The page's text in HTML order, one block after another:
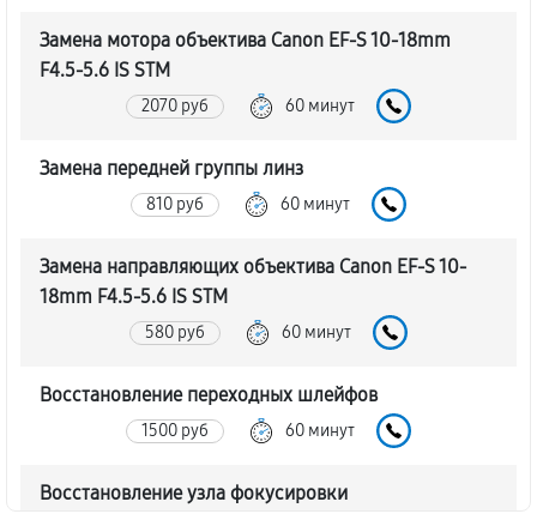
Замена мотора объектива Canon EF-S 10-18mm
F4.5-5.6 IS STM
2070 руб 60 минут
Замена передней группы линз
810 руб 60 минут
Замена направляющих объектива Canon EF-S 10-
18mm F4.5-5.6 IS STM
580 руб 60 минут
Восстановление переходных шлейфов
1500 руб 60 минут
Восстановление узла фокусировки